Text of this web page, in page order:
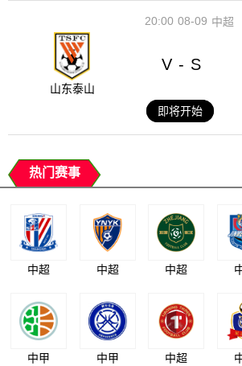
08-09
20:00 中超
山东泰山
V - S
即将开始
热门赛事
中超 中超 中超
中甲 中甲 中超